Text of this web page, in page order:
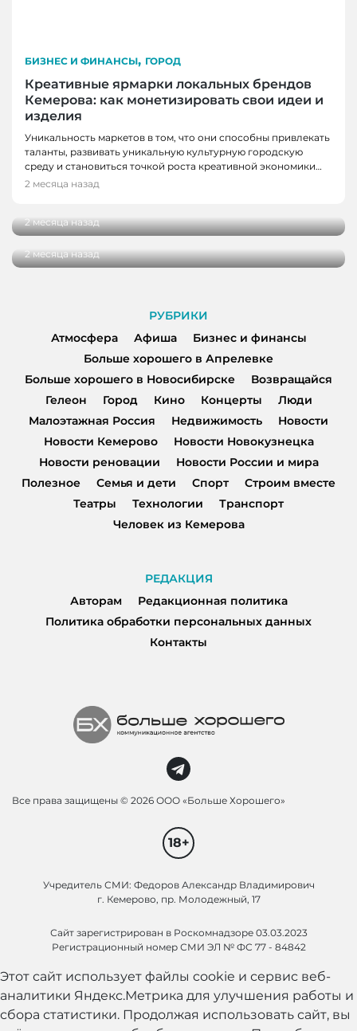
БИЗНЕС И ФИНАНСЫ, ГОРОД
Креативные ярмарки локальных брендов
Кемерова: как монетизировать свои идеи и
изделия
Уникальность маркетов в том, что они способны привлекать
таланты, развивать уникальную культурную городскую
среду и становиться точкой роста креативной экономики…
2 месяца назад
БИЗНЕС И ФИНАНСЫ, НОВОСТИ, НОВОСТИ
КЕМЕРОВО
В Кемерове презентовали книгу о
женщинах, которые не побоялись начать
2 месяца назад
БИЗНЕС И ФИНАНСЫ
вашему бизнесу – вот тактика роста!
2 месяца назад
РУБРИКИ
Атмосфера
Афиша
Бизнес и финансы
Больше хорошего в Апрелевке
Больше хорошего в Новосибирске
Возвращайся
Гелеон
Город Кино Концерты
Люди
Малоэтажная Россия
Недвижимость
Новости
Новости Кемерово
Новости Новокузнецка
Новости реновации
Новости России и мира
Полезное
Семья и дети Спорт
Строим вместе
Театры
Технологии
Транспорт
Человек из Кемерова
РЕДАКЦИЯ
Авторам
Редакционная политика
Политика обработки персональных данных
Контакты
Все права защищены © 2026 ООО «Больше Хорошего»
18+
Учредитель СМИ: Федоров Александр Владимирович
г. Кемерово, пр. Молодежный, 17
Сайт зарегистрирован в Роскомнадзоре 03.03.2023
Регистрационный номер СМИ ЭЛ № ФС 77 - 84842
Этот сайт использует файлы cookie и сервис веб-
аналитики Яндекс.Метрика для улучшения работы и
сбора статистики. Продолжая использовать сайт, вы